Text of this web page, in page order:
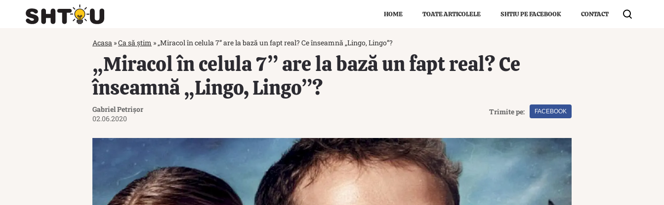
HOME TOATE ARTICOLELE SHTIU PE FACEBOOK CONTACT
Acasa »Ca să știm »„Miracol în celula 7” are la bază un fapt real? Ce înseamnă „Lingo, Lingo”?
„Miracol în celula 7” are la bază un fapt real? Ce
înseamnă „Lingo, Lingo”?
Gabriel Petrișor
02.06.2020
Trimite pe: FACEBOOK